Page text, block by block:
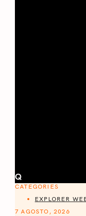
Q
CATEGORIES
EXPLORER
7 AGOSTO, 2026